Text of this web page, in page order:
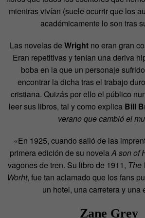
mientras vivían (suele ocurrir que los
académicamente lo son tras
Las novelas de Wrightno eran gran
Eran repetitivas y tenían una deriva
boba en la que un personaje
encontrar la dicha tras el trabajo
cristiana. Quizás por ello el público
leer sus libros, tal y como explica Bill
verano que cambió el
«En 1925, cuando salió de las
primera edición de su novelaA son of
vagones de tren. Su libro de 1911, The
Worht, fue tan aclamado que los fans
un hotel, una carretera y una
Zane Grey